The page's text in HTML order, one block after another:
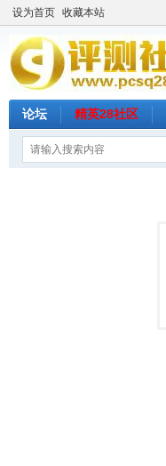
设为首页 收藏本站
论坛 精英28社区